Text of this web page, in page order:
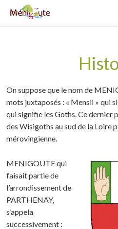
On suppose que le nom de
mots juxtaposés : « Mensil » qui
qui signifie les Goths. Ce dernier
des Wisigoths au sud de la Loire
mérovingienne.
MENIGOUTE qui
faisait partie de
l’arrondissement de
PARTHENAY,
s’appela
successivement :